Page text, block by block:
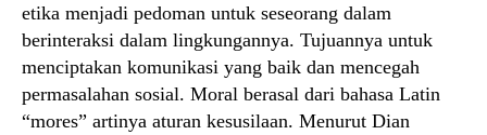
etika menjadi pedoman untuk seseorang dalam
berinteraksi dalam lingkungannya. Tujuannya untuk
menciptakan komunikasi yang baik dan mencegah
permasalahan sosial. Moral berasal dari bahasa Latin
“mores” artinya aturan kesusilaan. Menurut Dian